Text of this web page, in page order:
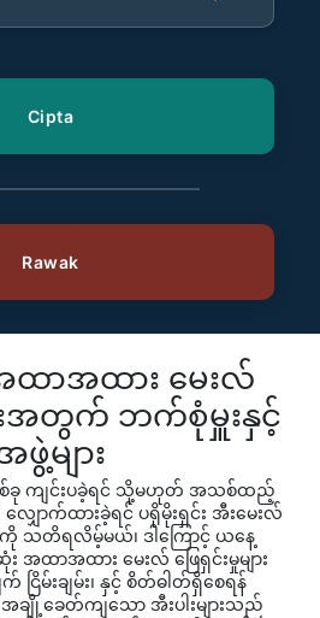
ထာအထား မေးလ်
းအတွက် ဘက်စုံမှူးနှင့်
ဖွဲ့များ
တစ်ခု ကျင်းပခဲ့ရင် သို့မဟုတ် အသစ်ထည့်
ောက်ထားခဲ့ရင် ပရိုမိုးရှင်း အီးမေးလ်
သတိရလိမ့်မယ်၊ ဒါကြောင့် ယနေ့
အထာအထား မေးလ် ဖြေရှင်းမှုများ
ငြိမ်းချမ်း၊ နှင့် စိတ်ဓါတ်ရှိစေရန်
ခေတ်ကျသော အီးပါးများသည်